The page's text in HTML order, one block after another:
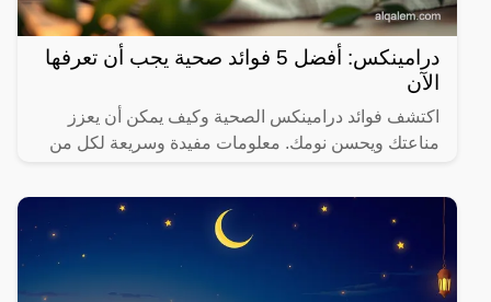
درامينكس: أفضل 5 فوائد صحية يجب أن تعرفها
الآن
اكتشف فوائد درامينكس الصحية وكيف يمكن أن يعزز
مناعتك ويحسن نومك. معلومات مفيدة وسريعة لكل من